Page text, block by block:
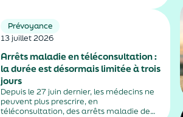
Prévoyance
13 juillet 2026
Arrêts maladie en téléconsultation :
la durée est désormais limitée à trois
jours
Depuis le 27 juin dernier, les médecins ne
peuvent plus prescrire, en
téléconsultation, des arrêts maladie de